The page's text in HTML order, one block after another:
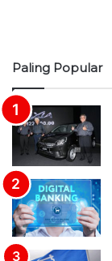
Paling Popular